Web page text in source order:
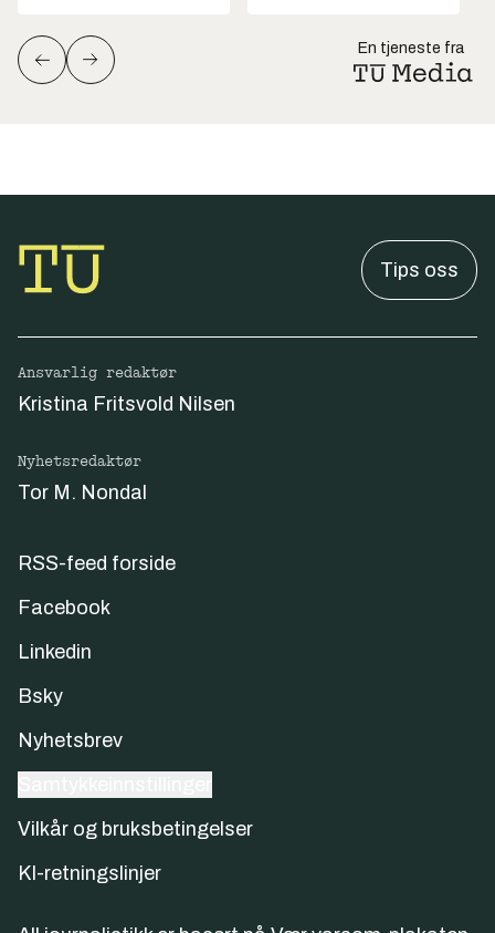
En tjeneste fra
Tips oss
Ansvarlig redaktør
Kristina Fritsvold Nilsen
Nyhetsredaktør
Tor M. Nondal
RSS-feed forside
Facebook
Linkedin
Bsky
Nyhetsbrev
Vilkår og bruksbetingelser
KI-retningslinjer